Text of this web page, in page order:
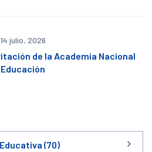
14 julio, 2026
de la Academia Nacional
(70)